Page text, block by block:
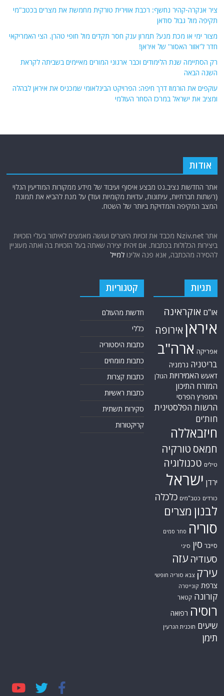
ציר אנקרה-קהיר נחשף: רכבת אווירית טורקית מחמשת את מצרים בכטב"מי
תקיפה מול גבול סודאן
מצור ימי או מכת מנע? תמרון ענק חסר תקדים מול חופי טהרן. הצי האמריקאי
חדר ל'אזור האסור' של איראן!
רק הסתיימה שנת הלימודים וכבר ארגוני המורים מאיימים בשביתה לקראת
השנה הבאה
עוקפים את הורמוז דרך חיפה: הפרויקט הבינלאומי שמכניס את איראן לבהלה
ומציב את ישראל במרכז הסחר העולמי
אודות
אתר החדשות נציב.נט מבצע איסוף ועיבוד של מידע ממקורות המודיעין הגלוי
(רשתות חברתיות, עיתונות, עדויות מקומיות ועוד) על מנת להביא את תמונת
המצב המקיפה והמדויקת ביותר של השטח.
אתר Nziv.net מכבד את זכויות היוצרים ועושה מאמצים לאיתור בעלי הזכויות
ביצירות הכלולות בכתבות. אם זיהית יצירה שאתה בעל הזכויות בה ואתה מעוניין
להסירה מהכתבה, אנא פנה אלינולמייל
תגיות
או"ם אוקראינה
איראן אירופה
אפריקה ארה"ב
בריטניה גרמניה
דאעש האמירויות הגולן
המזרח התיכון
המפרץ הפרסי
הרשות הפלסטינית
חות'ים
חיזבאללה
חמאס טורקיה
טילים טכנולוגיה
ירדן ישראל
כורדים כטב"מים כלכלה
לבנון מצרים
סוריה סחר סמים
סייבר סין סיני
סעודיה עזה
עירק צבא סוריה חופשי
צרפת קונייטרה
קורונה קטאר
רוסיה רפואה
שיעים תוכנית הגרעין
תימן
קטגוריות
חדשות מהעולם
כללי
כתבות היסטוריה
כתבות מומחים
כתבות קצרות
כתבות ראשיות
סקירות תשתית
קריקטורות